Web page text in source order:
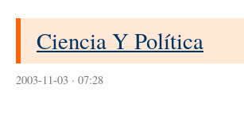
Ciencia Y Política
2003-11-03 · 07:28